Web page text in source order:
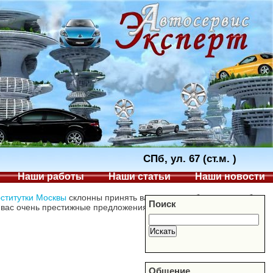
СПб, ул. 67 (ст.м. )
Наши работы Наши статьи Наши новости
Москвы склонны принять ваш вызов в абсолютно любое
очень престижные предложения, касающиеся секса без
Поиск
Общение